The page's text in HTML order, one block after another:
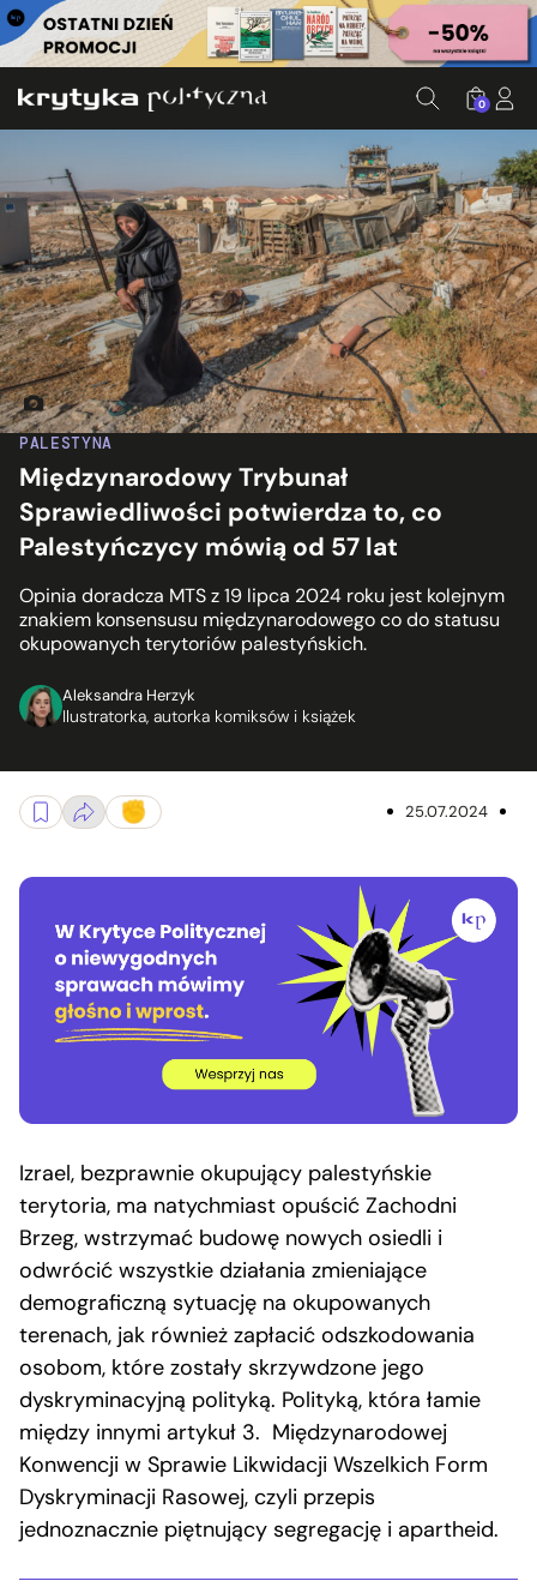
0
PALESTYNA
Międzynarodowy Trybunał
Sprawiedliwości potwierdza to, co
Palestyńczycy mówią od 57 lat
Opinia doradcza MTS z 19 lipca 2024 roku jest kolejnym
znakiem konsensusu międzynarodowego co do statusu
okupowanych terytoriów palestyńskich.
Aleksandra Herzyk
Ilustratorka, autorka komiksów i książek
Palestyńska kobieta żyjąca w sąsiedztwie nowych,
25.07.2024
Izrael, bezprawnie okupujący palestyńskie
terytoria, ma natychmiast opuścić Zachodni
Brzeg, wstrzymać budowę nowych osiedli i
odwrócić wszystkie działania zmieniające
demograficzną sytuację na okupowanych
terenach, jak również zapłacić odszkodowania
osobom, które zostały skrzywdzone jego
dyskryminacyjną polityką. Polityką, która łamie
między innymi artykuł 3. Międzynarodowej
Konwencji w Sprawie Likwidacji Wszelkich Form
Dyskryminacji Rasowej, czyli przepis
jednoznacznie piętnujący segregację i apartheid.